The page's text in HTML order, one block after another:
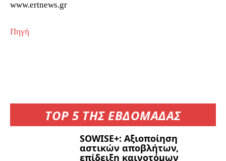
TOP 5 ΤΗΣ ΕΒΔΟΜΑΔΑΣ
SOWISE+: Αξιοποίηση
αστικών αποβλήτων,
επίδειξη καινοτόμων
www.ertnews.gr
Πηγή